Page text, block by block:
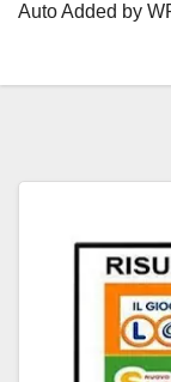
Auto Added by